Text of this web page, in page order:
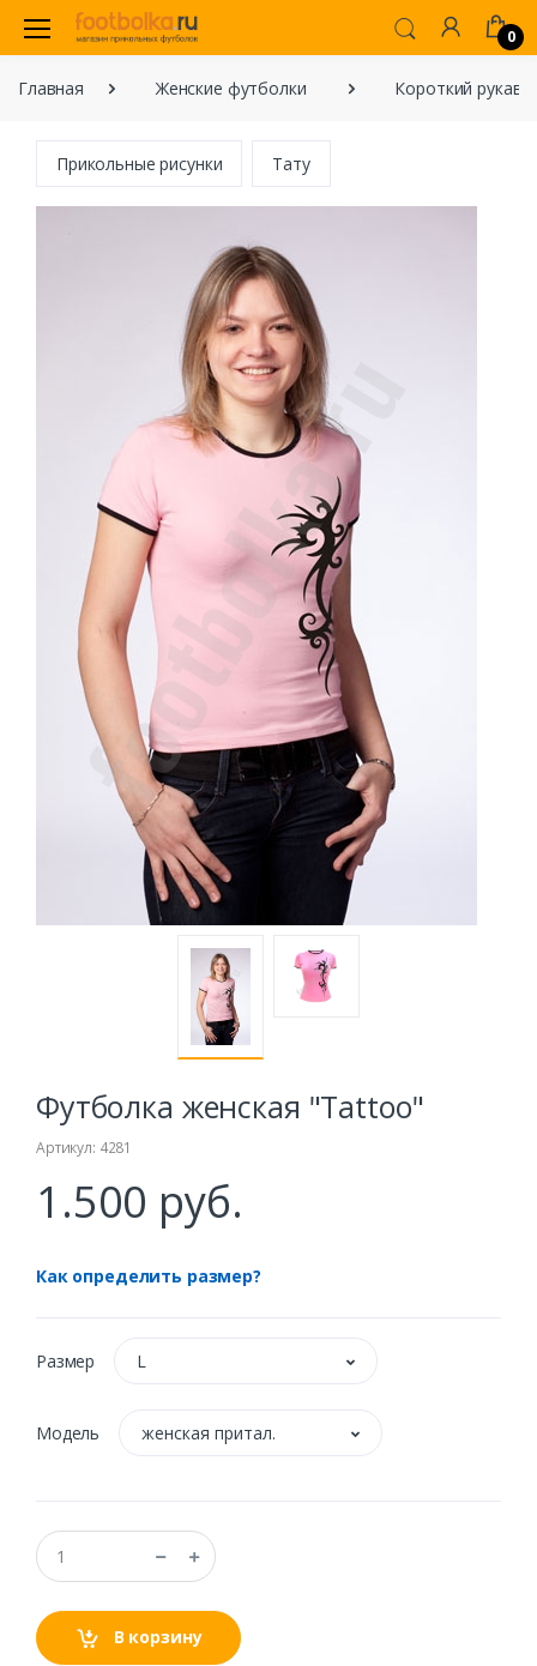
0
Главная Женские футболки Короткий рукав
Прикольные рисунки Тату
Футболка женская "Tattoo"
Артикул: 4281
1.500 руб.
Как определить размер?
Размер L
Модель женская притал.
В корзину